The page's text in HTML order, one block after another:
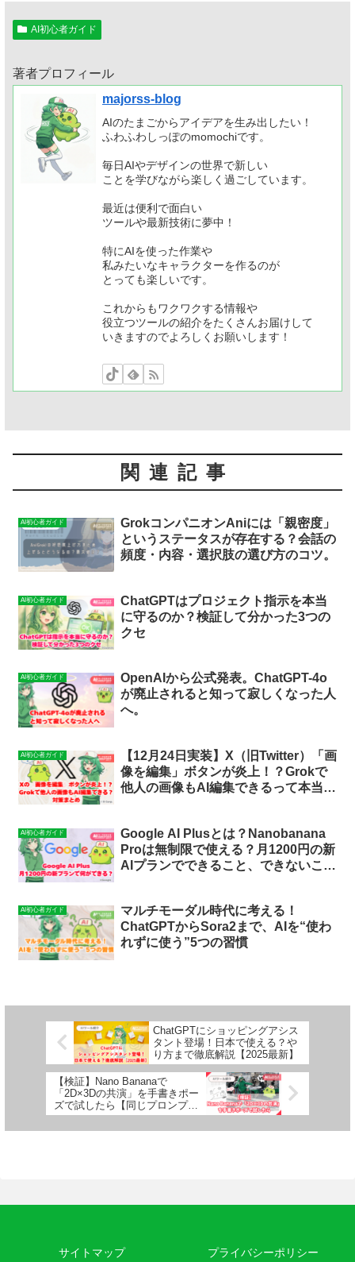
AI初心者ガイド
著者プロフィール
majorss-blog
AIのたまごからアイデアを生み出したい！
ふわふわしっぽのmomochiです。
毎日AIやデザインの世界で新しい
ことを学びながら楽しく過ごしています。
最近は便利で面白い
ツールや最新技術に夢中！
特にAIを使った作業や
私みたいなキャラクターを作るのが
とっても楽しいです。
これからもワクワクする情報や
役立つツールの紹介をたくさんお届けして
いきますのでよろしくお願いします！
関連記事
AI初心者ガイド
GrokコンパニオンAniには「親密度」
というステータスが存在する？会話の
頻度・内容・選択肢の選び方のコツ。
AI初心者ガイド
ChatGPTはプロジェクト指示を本当
に守るのか？検証して分かった3つの
クセ
AI初心者ガイド
OpenAIから公式発表。ChatGPT-4o
が廃止されると知って寂しくなった人
へ。
AI初心者ガイド
【12月24日実装】X（旧Twitter）「画
像を編集」ボタンが炎上！？Grokで
他人の画像もAI編集できるって本当？
AI初心者ガイド
Google AI Plusとは？Nanobanana
Proは無制限で使える？月1200円の新
AIプランでできること、できないこと
AI初心者ガイド
マルチモーダル時代に考える！
ChatGPTからSora2まで、AIを“使わ
れずに使う”5つの習慣
ChatGPTにショッピングアシス
タント登場！日本で使える？や
り方まで徹底解説【2025最新】
【検証】Nano Bananaで
「2D×3Dの共演」を手書きポー
ズで試したら【同じプロンプト
で別世界線が！？】
サイトマップ プライバシーポリシー